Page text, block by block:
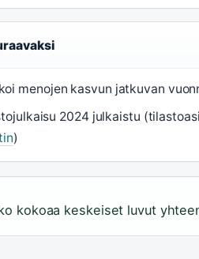
menojen kasvun jatkuvan
2024 julkaistu
)
kokoaa keskeiset luvut